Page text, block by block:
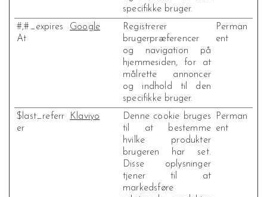
specifikke bruger.
#,#_expires
At
Google
Registrerer
brugerpræferencer
og navigation på
hjemmesiden, for at
målrette annoncer
og indhold til den
specifikke bruger.
Perman
ent
$last_referr
er
Klaviyo
Denne cookie bruges
til at bestemme
hvilke produkter
brugeren har set.
Disse oplysninger
tjener til at
markedsføre
Perman
ent